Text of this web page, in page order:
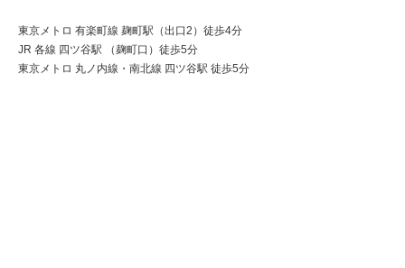
東京メトロ 有楽町線 麹町駅（出口2）徒歩4分
JR 各線 四ツ谷駅 （麹町口）徒歩5分
東京メトロ 丸ノ内線・南北線 四ツ谷駅 徒歩5分